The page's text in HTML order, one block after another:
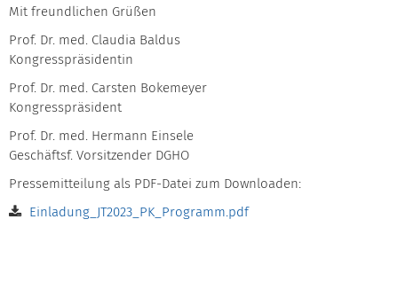
Mit freundlichen Grüßen
Prof. Dr. med. Claudia Baldus
Kongresspräsidentin
Prof. Dr. med. Carsten Bokemeyer
Kongresspräsident
Prof. Dr. med. Hermann Einsele
Geschäftsf. Vorsitzender DGHO
Pressemitteilung als PDF-Datei zum Downloaden:
Einladung_JT2023_PK_Programm.pdf